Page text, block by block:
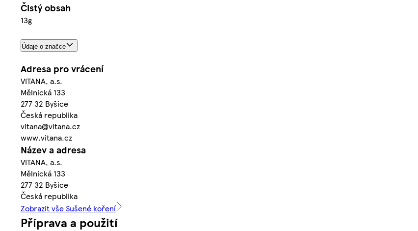
Čistý obsah
13g
Údaje o značce
Adresa pro vrácení
VITANA, a.s.
Mělnická 133
277 32 Byšice
Česká republika
vitana@vitana.cz
www.vitana.cz
Název a adresa
VITANA, a.s.
Mělnická 133
277 32 Byšice
Česká republika
Zobrazit vše Sušené koření
Příprava a použití